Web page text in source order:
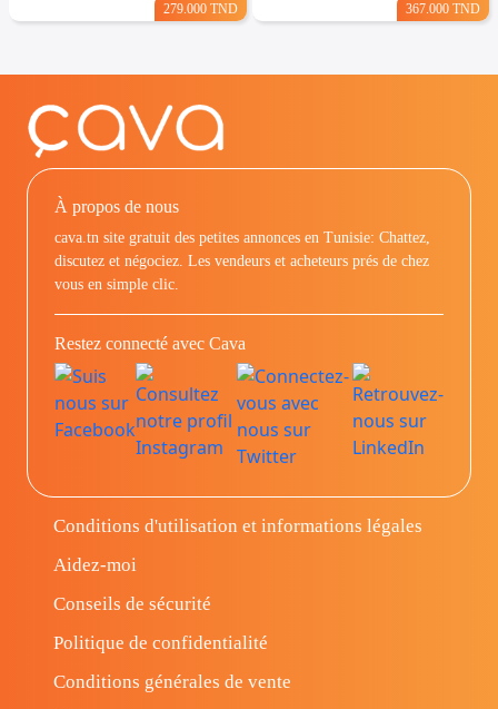
279.000 TND 367.000 TND
À propos de nous
cava.tn site gratuit des petites annonces en Tunisie: Chattez,
discutez et négociez. Les vendeurs et acheteurs prés de chez
vous en simple clic.
Restez connecté avec Cava
Conditions d'utilisation et informations légales
Aidez-moi
Conseils de sécurité
Politique de confidentialité
Conditions générales de vente